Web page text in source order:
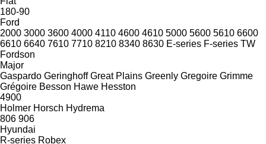
180-90
Ford
2000 3000 3600 4000 4110 4600 4610 5000 5600 5610 6600
6610 6640 7610 7710 8210 8340 8630 E-series F-series TW
Fordson
Major
Gaspardo Geringhoff Great Plains Greenly Gregoire Grimme
Grégoire Besson Hawe Hesston
4900
Holmer Horsch Hydrema
806 906
Hyundai
R-series Robex